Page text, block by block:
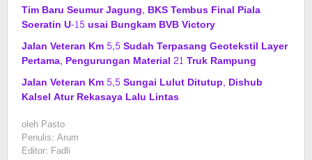
Tim Baru Seumur Jagung, BKS Tembus Final Piala
Soeratin U-15 usai Bungkam BVB Victory
Jalan Veteran Km 5,5 Sudah Terpasang Geotekstil Layer
Pertama, Pengurungan Material 21 Truk Rampung
Jalan Veteran Km 5,5 Sungai Lulut Ditutup, Dishub
Kalsel Atur Rekasaya Lalu Lintas
oleh Pasto
Penulis: Arum
Editor: Fadli